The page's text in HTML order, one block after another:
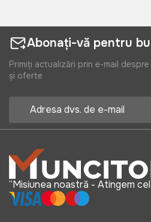
Abonați-vă pentru
Primiți actualizări prin e-mail
și oferte
“Misiunea noastră - Atingem